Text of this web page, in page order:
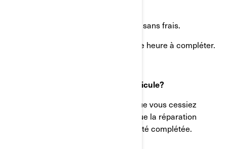
Cette réparation vous sera offerte sans frais.
Cette mesure prendra moins d’une heure à compléter.
Puis-je continuer à utiliser mon véhicule?
Non. BRP recommande fortement que vous cessiez
d’utiliser votre véhicule jusqu’à ce que la réparation
découlant du rappel de sécurité ait été complétée.